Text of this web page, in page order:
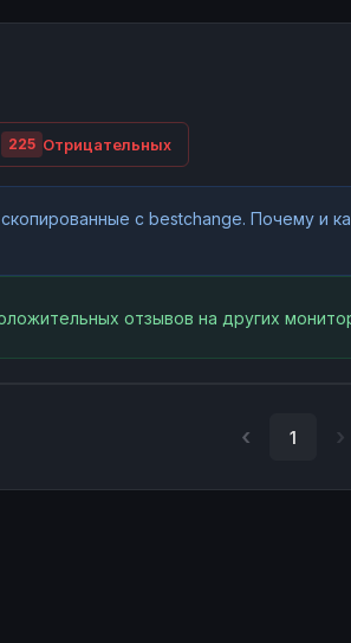
225 Отрицательных
с bestchange. Почему и
отзывов на других
1